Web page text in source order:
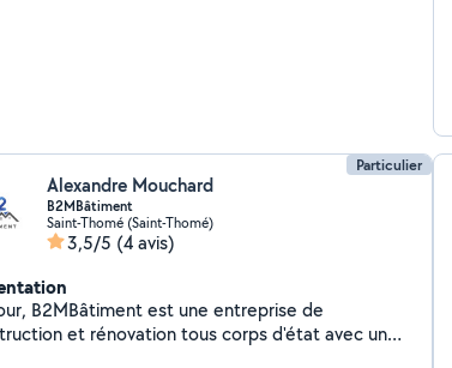
Particulier
Alexandre Mouchard
B2MBâtiment
Saint-Thomé (Saint-Thomé)
3,5/5 (4 avis)
B2MBâtiment est une entreprise de
et rénovation tous corps d'état avec une